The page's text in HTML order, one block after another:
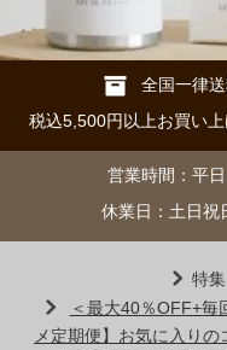
全国一律
税込5,500円以上お買い
営業時間：平
休業日：土日祝
特
＜最大40％OFF+毎
メ定期便】お気に入りの